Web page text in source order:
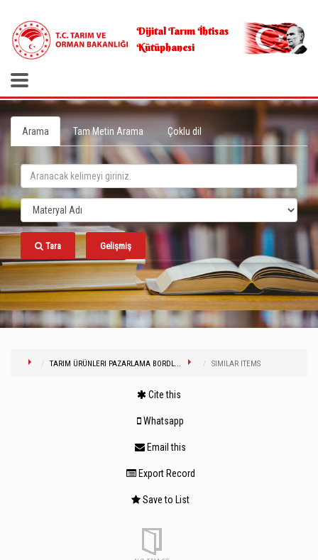
Dijital Tarım İhtisas
Kütüphanesi
Arama Tam Metin Arama Çoklu dil
Tara Gelişmiş
TARIM ÜRÜNLERI PAZARLAMA BORDL... SIMILAR ITEMS
Cite this
Whatsapp
Email this
Export Record
Save to List